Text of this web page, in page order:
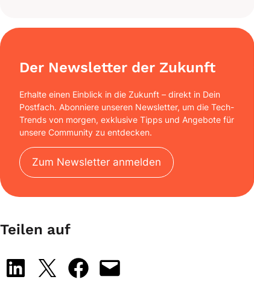
Der Newsletter der Zukunft
Erhalte einen Einblick in die Zukunft – direkt in Dein
Postfach. Abonniere unseren Newsletter, um die Tech-
Trends von morgen, exklusive Tipps und Angebote für
unsere Community zu entdecken.
Zum Newsletter anmelden
Teilen auf
Share on LinkedIn
Share on X Share on Facebook
Email this Page